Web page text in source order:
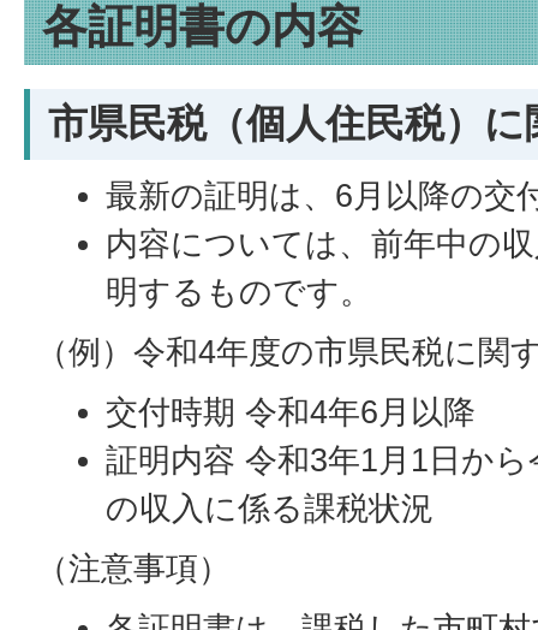
各証明書の内容
市県民税（個人住民税）
最新の証明は、6月以降の交
内容については、前年中の
明するものです。
（例）令和4年度の市県民税に関
交付時期 令和4年6月以降
証明内容 令和3年1月1日か
の収入に係る課税状況
（注意事項）